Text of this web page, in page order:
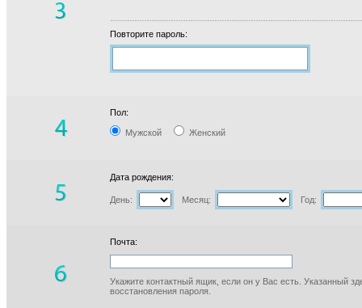
Повторите пароль:
Пол:
Мужской Женский
Дата рождения:
День: Месяц: Год:
Почта:
Укажите контактный ящик, если он у Вас есть. Указанный
восстановления пароля.